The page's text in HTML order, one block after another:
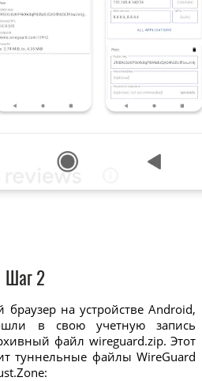
Шаг 2
на устройстве Android,
в свою учетную запись
файл wireguard.zip. Этот
туннельные файлы WireGuard